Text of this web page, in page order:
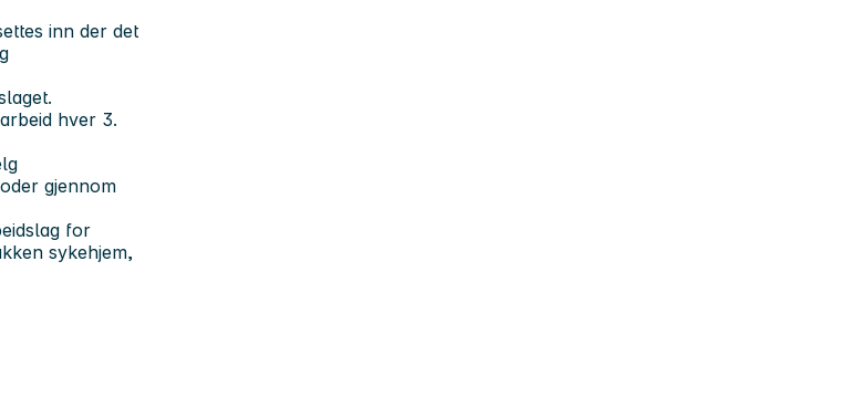
inn der det
hver 3.
gjennom
for
sykehjem,